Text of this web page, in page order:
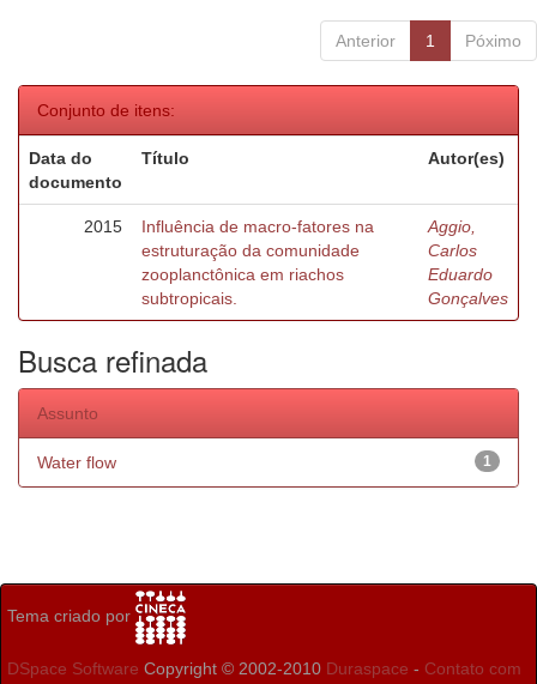
Anterior 1 Póximo
Conjunto de itens:
Data do
documento
Título Autor(es)
2015
Influência de macro-fatores na
estruturação da comunidade
zooplanctônica em riachos
subtropicais.
Aggio,
Carlos
Eduardo
Gonçalves
Busca refinada
Assunto
1
Water flow
Tema criado por
DSpace Software Copyright © 2002-2010 Duraspace - Contato com